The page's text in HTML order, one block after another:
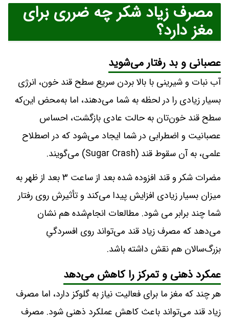
مصرف زیاد شکر چه ضرری برای
مغز دارد؟
عصبانی و بد رفتار می‌شوید
آب نبات و شیرینی با بالا بردن سریع سطح قند خون، انرژی
بسیار زیادی را در لحظه به شما می‌دهند، اما به‌محض این‌که
سطح قند خون‌تان به حالت عادی بازگشت، احساس
عصبانیت و اضطرابی در شما ایجاد می‌شود که در اصطلاح
علمی، به آن سقوط قند (Sugar Crash) می‌گویند.
مضرات شکر و قند افزوده شده بعد از ساعت ۳ بعد از ظهر به
میزان بسیار زیادی افزایش پیدا می‌کند و تأثیرش روی رفتار
شما چند برابر می‌ شود. مطالعات انجام‌شده هم نشان
می‌دهد که مصرف زیاد قند می‌تواند روی افسردگیِ
بزرگ‌سالان هم نقش داشته باشد.
عمکرد ذهنی و تمرکز را کاهش می‌دهد
هر چند که مغز ما برای فعالیت نیاز به گلوکز دارد، اما مصرف
زیاد قند می‌تواند باعث کاهش عملکرد ذهنی شود. مصرف